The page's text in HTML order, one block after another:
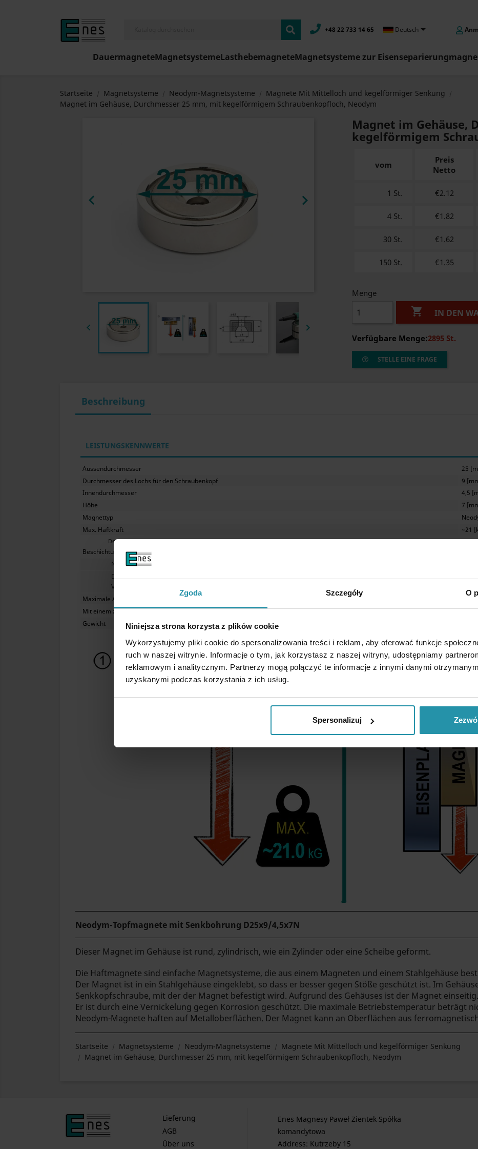
Zgoda Szczegóły O
Niniejsza strona korzysta z plików cookie
Wykorzystujemy pliki cookie do spersonalizowania treści i reklam, aby oferować funkcje
ruch w naszej witrynie. Informacje o tym, jak korzystasz z naszej witryny, udostępniamy
reklamowym i analitycznym. Partnerzy mogą połączyć te informacje z innymi danymi
uzyskanymi podczas korzystania z ich usług.
Spersonalizuj
+48 22 733 14 65 Deutsch
DauermagneteMagnetsystemeLasthebemagneteMagnetsysteme zur Eisenseparierung
Startseite Magnetsysteme Neodym-Magnetsysteme
Magnete Mit Mittelloch und kegelförmiger Senkung
Magnet im Gehäuse, Durchmesser 25 mm, mit kegelförmigem Schraubenkopfloch, Neodym
 
 
Magnet im Gehäuse,
kegelförmigem
vom
Preis
Netto
1 St. €2.12
4 St. €1.82
30 St. €1.62
150 St. €1.35
Menge
 IN DEN
Verfügbare Menge:2895 St.
STELLE EINE FRAGE
Beschreibung
LEISTUNGSKENNWERTE
Aussendurchmesser
25
Durchmesser des Lochs für den Schraubenkopf
9
Innendurchmesser
4,5
Höhe
7
Magnettyp
Max. Haftkraft
~21
Der Spalt zwischen dem Magneten und der Eisenplatte verringert die Kraft, die zum Ablösen des Magneten von der Platte erforderlich ist,
Beschichtung
Nicht im Wasser verwenden.
Die gesinterten NdFeB-Magnete, insbesondere die Magnete von dünner Form zerbrechen leicht. Ein unkontrolierter Aufprall
Verformungskräften sollen deswegen gemieden werden.
Maximale Arbeitstemperatur
≤ 80
Mit einem zentralen Loch für den Schraubenkopf
ja
Gewicht
Neodym-Topfmagnete mit Senkbohrung D25x9/4,5x7N
Dieser Magnet im Gehäuse ist rund, zylindrisch, wie ein Zylinder oder eine Scheibe geformt.
Die Haftmagnete sind einfache Magnetsysteme, die aus einem Magneten und einem Stahlgehäuse
Der Magnet ist in ein Stahlgehäuse eingeklebt, so dass er besser gegen Stöße geschützt ist. Im
Senkkopfschraube, mit der der Magnet befestigt wird. Aufgrund des Gehäuses ist der Magnet einseitig.
Er ist durch eine Vernickelung gegen Korrosion geschützt. Die maximale Betriebstemperatur beträgt
Neodym-Magnete haften auf Metalloberflächen. Der Magnet kann an Oberflächen aus
Startseite Magnetsysteme Neodym-Magnetsysteme
Magnete Mit Mittelloch und kegelförmiger Senkung
Magnet im Gehäuse, Durchmesser 25 mm, mit kegelförmigem Schraubenkopfloch, Neodym
Lieferung
AGB
Über uns
Enes Magnesy Paweł Zientek Spółka
komandytowa
Address: Kutrzeby 15